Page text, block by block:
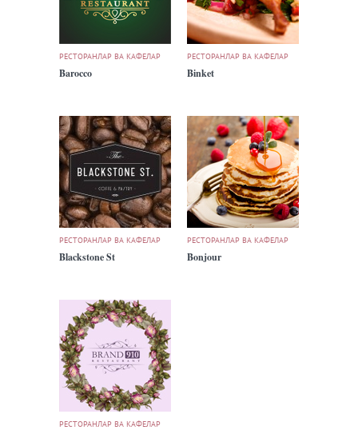
РЕСТОРАНЛАР ВА КАФЕЛАР
Barocco
РЕСТОРАНЛАР ВА КАФЕЛАР
Binket
РЕСТОРАНЛАР ВА КАФЕЛАР
Blackstone St
РЕСТОРАНЛАР ВА КАФЕЛАР
Bonjour
РЕСТОРАНЛАР ВА КАФЕЛАР